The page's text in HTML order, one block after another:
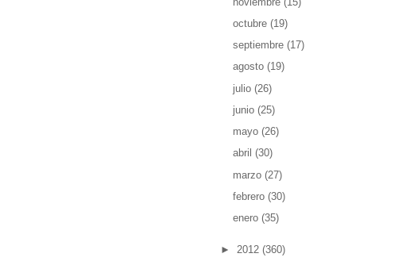
octubre (19)
septiembre (17)
agosto (19)
julio (26)
junio (25)
mayo (26)
abril (30)
marzo (27)
febrero (30)
enero (35)
► 2012 (360)